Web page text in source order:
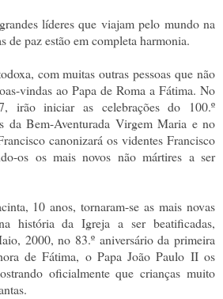
líderes que viajam pelo mundo na
de paz estão em completa harmonia.
com muitas outras pessoas que não
vindas ao Papa de Roma a Fátima. No
irão iniciar as celebrações do 100.º
da Bem-Aventurada Virgem Maria e no
canonizará os videntes Francisco
os os mais novos não mártires a ser
10 anos, tornaram-se as mais novas
história da Igreja a ser beatificadas,
2000, no 83.º aniversário da primeira
de Fátima, o Papa João Paulo II os
oficialmente que crianças muito